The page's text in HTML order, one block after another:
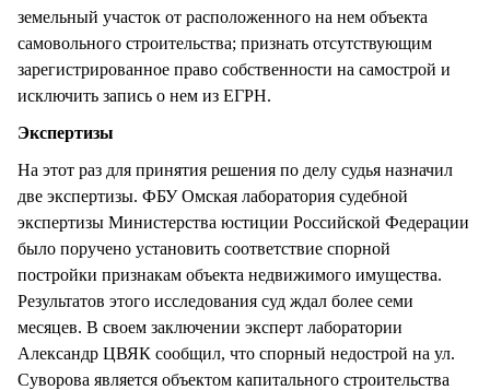
земельный участок от расположенного на нем объекта
самовольного строительства; признать отсутствующим
зарегистрированное право собственности на самострой и
исключить запись о нем из ЕГРН.
Экспертизы
На этот раз для принятия решения по делу судья назначил
две экспертизы. ФБУ Омская лаборатория судебной
экспертизы Министерства юстиции Российской Федерации
было поручено установить соответствие спорной
постройки признакам объекта недвижимого имущества.
Результатов этого исследования суд ждал более семи
месяцев. В своем заключении эксперт лаборатории
Александр ЦВЯК сообщил, что спорный недострой на ул.
Суворова является объектом капитального строительства